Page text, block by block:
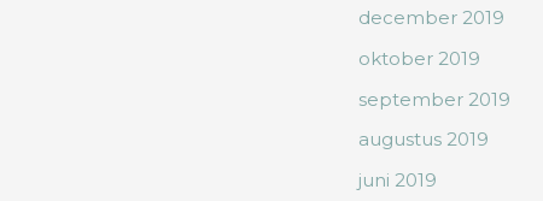
december 2019
oktober 2019
september 2019
augustus 2019
juni 2019